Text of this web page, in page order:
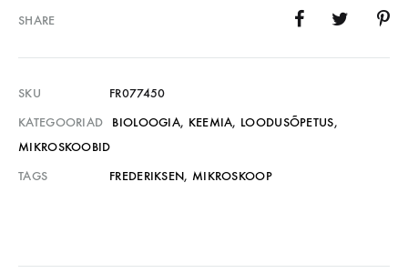
SHARE
SKU
FR077450
KATEGOORIAD
BIOLOOGIA, KEEMIA, LOODUSÕPETUS,
MIKROSKOOBID
TAGS
FREDERIKSEN, MIKROSKOOP